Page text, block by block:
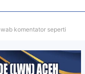
komentator seperti